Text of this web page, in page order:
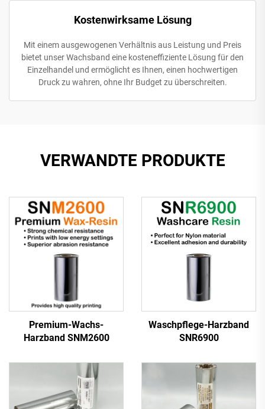
Kostenwirksame Lösung
Mit einem ausgewogenen Verhältnis aus Leistung und Preis
bietet unser Wachsband eine kosteneffiziente Lösung für den
Einzelhandel und ermöglicht es Ihnen, einen hochwertigen
Druck zu wahren, ohne Ihr Budget zu überschreiten.
VERWANDTE PRODUKTE
Premium-Wachs-
Harzband SNM2600
Waschpflege-Harzband
SNR6900